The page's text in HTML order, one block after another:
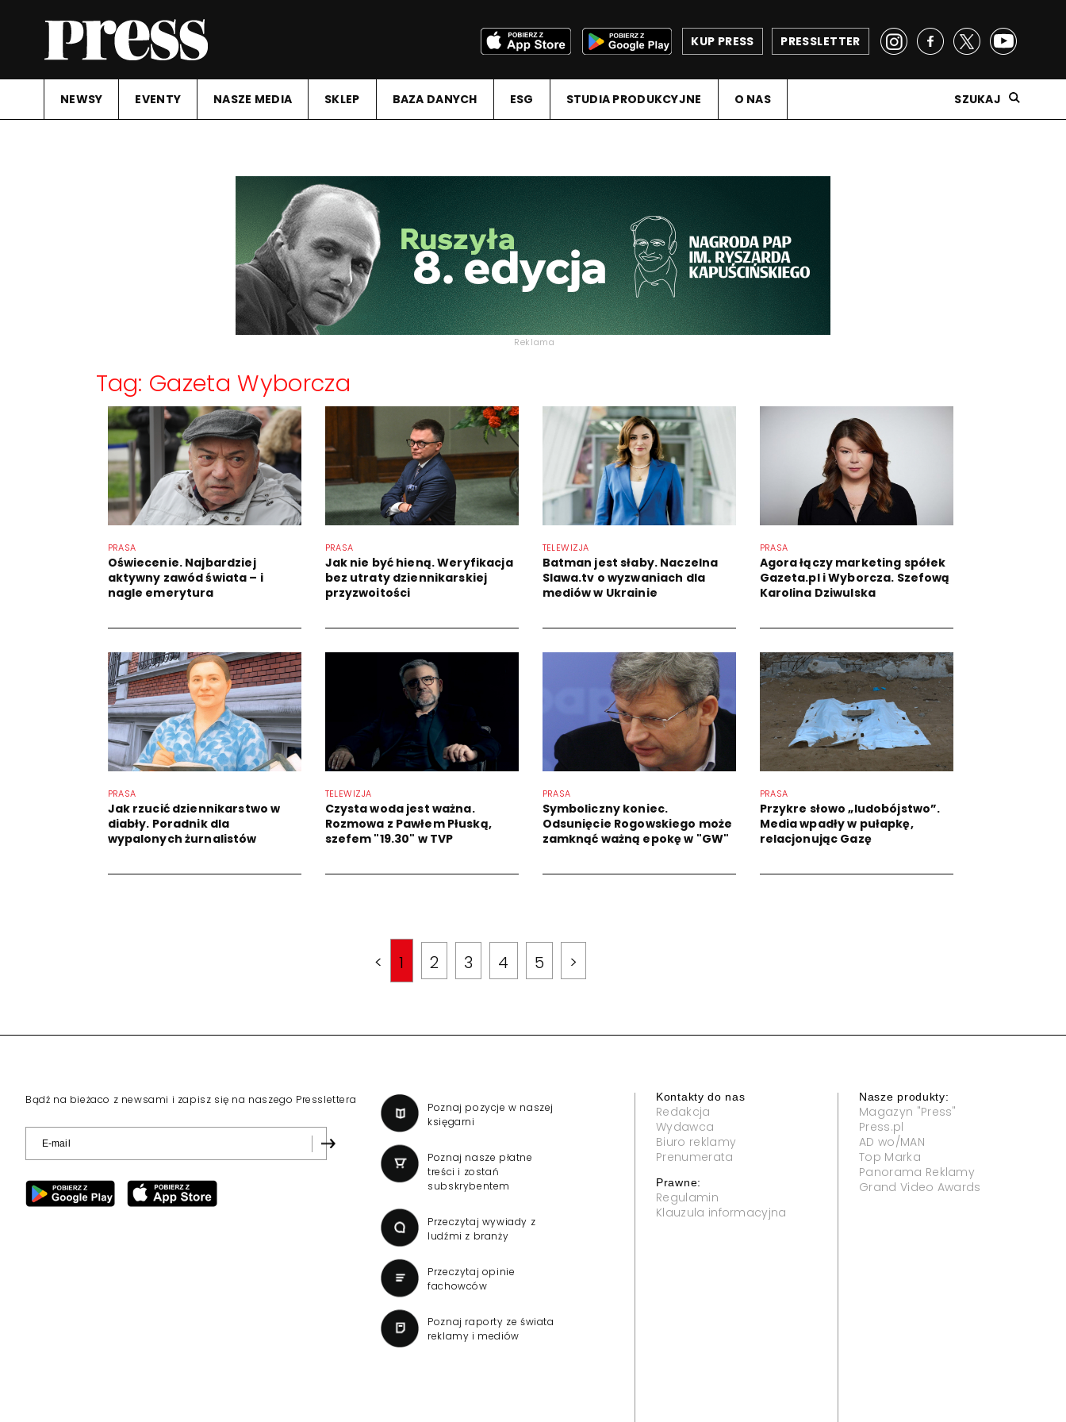
PRESSLETTER
KUP PRESS
NEWSY EVENTY NASZE MEDIA SKLEP BAZA DANYCH ESG STUDIA PRODUKCYJNE O NAS SZUKAJ
Reklama
Tag: Gazeta Wyborcza
PRASA
Oświecenie. Najbardziej
aktywny zawód świata – i
nagle emerytura
PRASA
Jak nie być hieną. Weryfikacja
bez utraty dziennikarskiej
przyzwoitości
TELEWIZJA
Batman jest słaby. Naczelna
Slawa.tv o wyzwaniach dla
mediów w Ukrainie
PRASA
Agora łączy marketing spółek
Gazeta.pl i Wyborcza. Szefową
Karolina Dziwulska
PRASA
Jak rzucić dziennikarstwo w
diabły. Poradnik dla
wypalonych żurnalistów
TELEWIZJA
Czysta woda jest ważna.
Rozmowa z Pawłem Płuską,
szefem "19.30" w TVP
PRASA
Symboliczny koniec.
Odsunięcie Rogowskiego może
zamknąć ważną epokę w "GW"
PRASA
Przykre słowo „ludobójstwo”.
Media wpadły w pułapkę,
relacjonując Gazę
< 1 2 3 4 5 >
Bądź na bieżaco z newsami i zapisz się na naszego Presslettera
Poznaj pozycje w naszej
księgarni
Poznaj nasze płatne
treści i zostań
subskrybentem
Przeczytaj wywiady z
ludźmi z branży
Przeczytaj opinie
fachowców
Poznaj raporty ze świata
reklamy i mediów
Kontakty do nas
Redakcja
Wydawca
Biuro reklamy
Prenumerata
Prawne:
Regulamin
Klauzula informacyjna
Nasze produkty:
Magazyn "Press"
Press.pl
AD wo/MAN
Top Marka
Panorama Reklamy
Grand Video Awards